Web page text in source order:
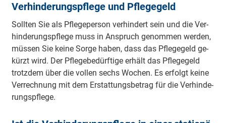
Ver­hin­de­rungs­pfle­ge und Pfle­ge­geld
Soll­ten Sie als Pfle­ge­per­son ver­hin­dert sein und die Ver­
hin­de­rungs­pfle­ge muss in An­spruch ge­nom­men wer­den,
müs­sen Sie kei­ne Sor­ge ha­ben, dass das Pfle­ge­geld ge­
kürzt wird. Der Pfle­ge­be­dürf­tige er­hält das Pfle­ge­geld
trotz­dem über die vol­len sechs Wo­chen. Es er­folgt kei­ne
Ver­rech­nung mit dem Er­stat­tungs­be­trag für die Ver­hin­de­
rungs­pfle­ge.